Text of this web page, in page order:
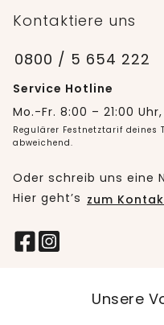
Kontaktiere uns
0800 / 5 654 222
Service Hotline
Mo.-Fr. 8:00 – 21:00
Regulärer Festnetztarif
abweichend.
Oder schreib uns eine
Hier geht’s zum
Unsere